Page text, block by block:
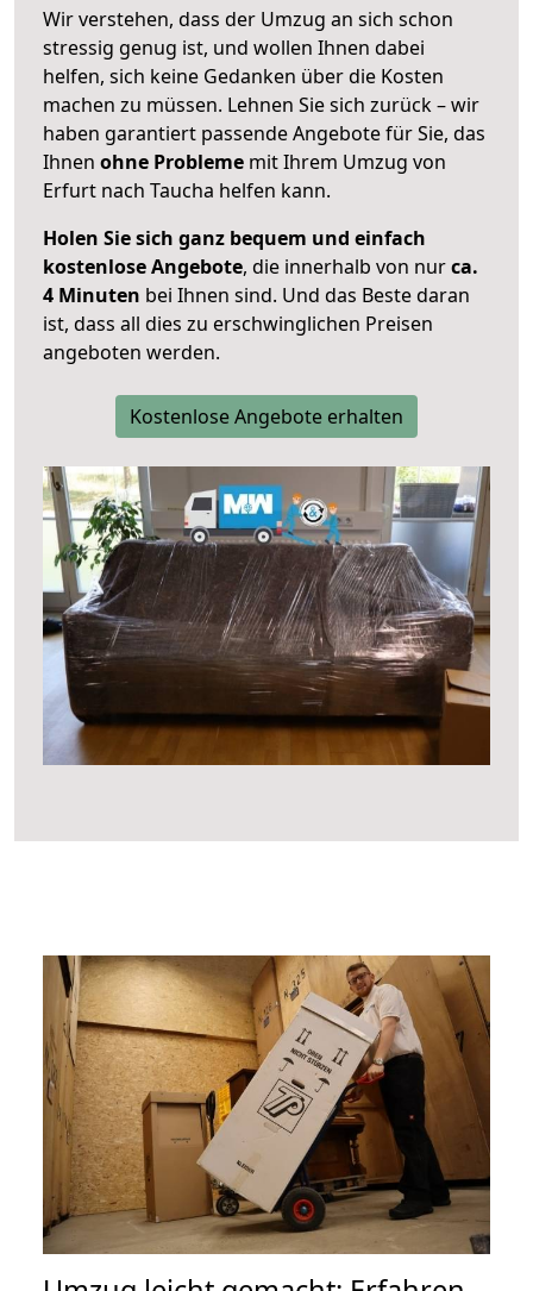
Wir verstehen, dass der Umzug an sich schon
stressig genug ist, und wollen Ihnen dabei
helfen, sich keine Gedanken über die Kosten
machen zu müssen. Lehnen Sie sich zurück – wir
haben garantiert passende Angebote für Sie, das
Ihnen ohne Probleme mit Ihrem Umzug von
Erfurt nach Taucha helfen kann.
Holen Sie sich ganz bequem und einfach
kostenlose Angebote, die innerhalb von nurca.
4 Minuten bei Ihnen sind. Und das Beste daran
ist, dass all dies zu erschwinglichen Preisen
angeboten werden.
Kostenlose Angebote erhalten